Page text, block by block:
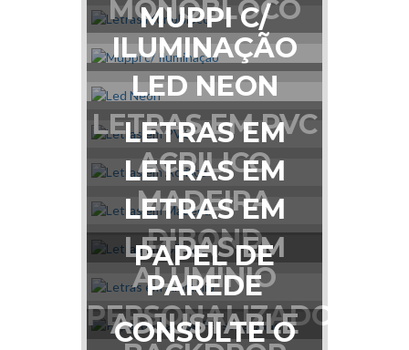
MONOBLOCO
MUPPI C/
ILUMINAÇÃO
LED NEON
LETRAS EM PVC
LETRAS EM
ACRILICO
LETRAS EM
MADEIRA
LETRAS EM
DIBOND
LETRAS EM
ALUMÍNIO
PAPEL DE
PAREDE
PERSONALIZADO
ADJUSTABLE
CONSULTE O